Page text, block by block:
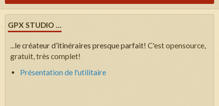
GPX STUDIO ...
...le créateur d’itinéraires presque parfait! C'est opensource,
gratuit, très complet!
Présentation de l'utilitaire